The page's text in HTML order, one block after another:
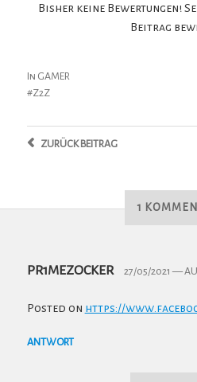
Bisher keine Bewertungen!
Beitrag
In GAMER
Z2Z
ZURÜCKBEITRAG
1
PR1MEZOCKER 27/05/2021 —
Posted on https://
ANTWORT